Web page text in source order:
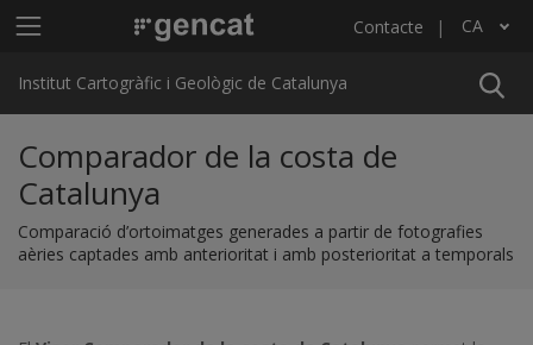
Menú principal ICGC Contacte CA
Llista les accions addicionals
Institut Cartogràfic i Geològic de Catalunya
Comparador de la costa de
Catalunya
Comparació d’ortoimatges generades a partir de fotografies
aèries captades amb anterioritat i amb posterioritat a temporals